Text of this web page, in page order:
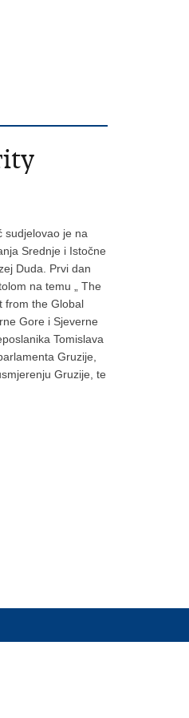
sudjelovao je na
Srednje i Istočne
Duda. Prvi dan
na temu „ The
from the Global
Gore i Sjeverne
Tomislava
Gruzije,
Gruzije, te